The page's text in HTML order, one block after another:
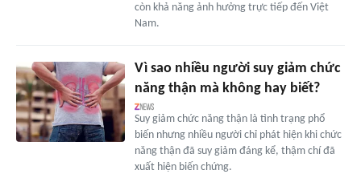
còn khả năng ảnh hưởng trực tiếp đến Việt
Nam.
Vì sao nhiều người suy giảm chức
năng thận mà không hay biết?
Suy giảm chức năng thận là tình trạng phổ
biến nhưng nhiều người chỉ phát hiện khi chức
năng thận đã suy giảm đáng kể, thậm chí đã
xuất hiện biến chứng.